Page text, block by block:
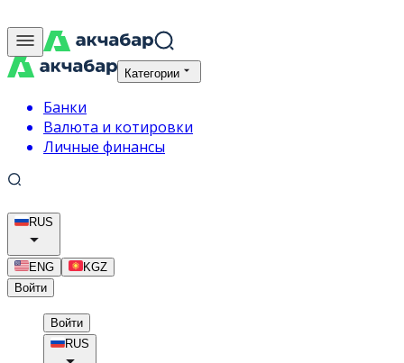
Категории
Банки
Валюта и котировки
Личные финансы
RUS
ENG
KGZ
Войти
Войти
RUS